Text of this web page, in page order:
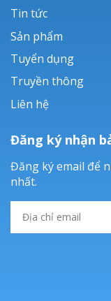
Tin tức
Sản phẩm
Tuyển dụng
Truyền thông
Liên hệ
Đăng ký nhận
Đăng ký email để
nhất.